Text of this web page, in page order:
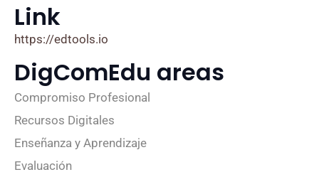
Link
https://edtools.io
DigComEdu areas
Compromiso Profesional
Recursos Digitales
Enseñanza y Aprendizaje
Evaluación